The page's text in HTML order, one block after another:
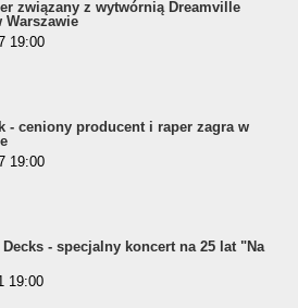
związany z wytwórnią Dreamville
Warszawie
19:00
- ceniony producent i raper zagra w
19:00
Decks - specjalny koncert na 25 lat "Na
19:00